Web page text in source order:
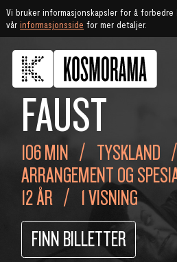
Vi bruker informasjonskapsler for å forbedre
vårinformasjonsside for mer detaljer.
FAUST
106 MIN
TYSKLAND
ARRANGEMENT OG
12 ÅR
1 VISNING
FINN BILLETTER